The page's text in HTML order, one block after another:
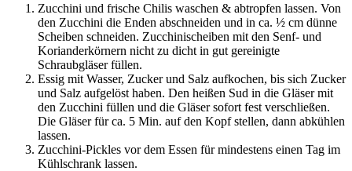
Zucchini und frische Chilis waschen & abtropfen lassen. Von
den Zucchini die Enden abschneiden und in ca. ½ cm dünne
Scheiben schneiden. Zucchinischeiben mit den Senf- und
Korianderkörnern nicht zu dicht in gut gereinigte
Schraubgläser füllen.
Essig mit Wasser, Zucker und Salz aufkochen, bis sich Zucker
und Salz aufgelöst haben. Den heißen Sud in die Gläser mit
den Zucchini füllen und die Gläser sofort fest verschließen.
Die Gläser für ca. 5 Min. auf den Kopf stellen, dann abkühlen
lassen.
Zucchini-Pickles vor dem Essen für mindestens einen Tag im
Kühlschrank lassen.